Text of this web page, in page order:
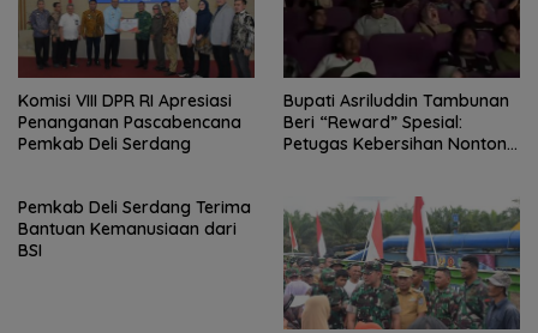
Komisi VIII DPR RI Apresiasi
Penanganan Pascabencana
Pemkab Deli Serdang
Bupati Asriluddin Tambunan
Beri “Reward” Spesial:
Petugas Kebersihan Nonton
Pemkab Deli Serdang Terima
Bantuan Kemanusiaan dari
BSI